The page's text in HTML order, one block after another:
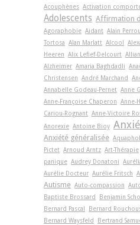
Acouphènes Activation
Adolescents Affirmation
Agoraphobie Aidant Alain
Tortosa Alan Marlatt Alcool
Heeren Alix Lefief-Delcourt
Alzheimer Amaria Baghdadli
Christensen André Marchand
Annabelle Godeau-Pernet Anne
Anne-Françoise Chaperon Anne-
Cariou-Rognant Anne-Victoire
Anorexie Antoine Bioy
Anxiété généralisée
Pictet Arnoud Arntz Art-Thérapie
panique Audrey Donatoni
Aurélie Docteur Aurélie Fritsch
Autisme Auto-compassion
Baptiste Brossard
Benjamin
Bernard Pascal
Bernard
Bernard Waysfeld
Bertrand